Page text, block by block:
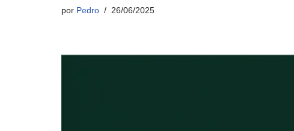
por Pedro 26/06/2025